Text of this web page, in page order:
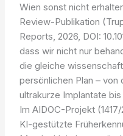
Wien sonst nicht
Review-Publikation
Reports, 2026, DOI:
dass wir nicht nur
die gleiche
persönlichen Plan –
ultrakurze Implantate
Im AIDOC-Projekt
KI-gestützte